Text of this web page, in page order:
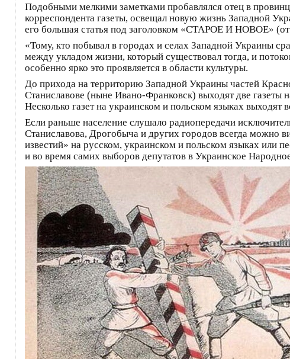
Подобными мелкими заметками пробавлялся отец в
корреспондента газеты, освещал новую жизнь Западной
его большая статья под заголовком «СТАРОЕ И НОВОЕ» (от
«Тому, кто побывал в городах и селах Западной Украины
между укладом жизни, который существовал тогда, и
особенно ярко это проявляется в области культуры.
До прихода на территорию Западной Украины частей
Станиславове (ныне Ивано-Франковск) выходят две газеты
Несколько газет на украинском и польском языках выходят
Если раньше население слушало радиопередачи
Станиславова, Дрогобыча и других городов всегда
известий» на русском, украинском и польском языках или
и во время самих выборов депутатов в Украинское